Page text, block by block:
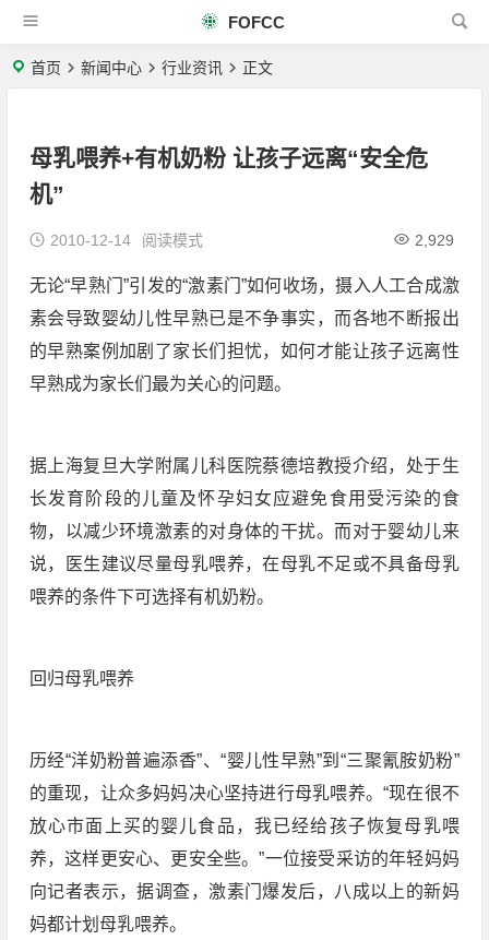
FOFCC
首页 新闻中心 行业资讯 正文
母乳喂养+有机奶粉 让孩子远离“安全危
机”
2010-12-14 2,929
阅读模式
无论“早熟门”引发的“激素门”如何收场，摄入人工合成激
素会导致婴幼儿性早熟已是不争事实，而各地不断报出
的早熟案例加剧了家长们担忧，如何才能让孩子远离性
早熟成为家长们最为关心的问题。
据上海复旦大学附属儿科医院蔡德培教授介绍，处于生
长发育阶段的儿童及怀孕妇女应避免食用受污染的食
物，以减少环境激素的对身体的干扰。而对于婴幼儿来
说，医生建议尽量母乳喂养，在母乳不足或不具备母乳
喂养的条件下可选择有机奶粉。
回归母乳喂养
历经“洋奶粉普遍添香”、“婴儿性早熟”到“三聚氰胺奶粉”
的重现，让众多妈妈决心坚持进行母乳喂养。“现在很不
放心市面上买的婴儿食品，我已经给孩子恢复母乳喂
养，这样更安心、更安全些。”一位接受采访的年轻妈妈
向记者表示，据调查，激素门爆发后，八成以上的新妈
妈都计划母乳喂养。